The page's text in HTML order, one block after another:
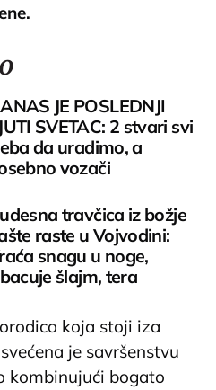
JE POSLEDNJI
SVETAC: 2 stvari svi
da uradimo, a
vozači
travčica iz božje
raste u Vojvodini:
snagu u noge,
šlajm, tera
koja stoji iza
je savršenstvu
kombinujući bogato